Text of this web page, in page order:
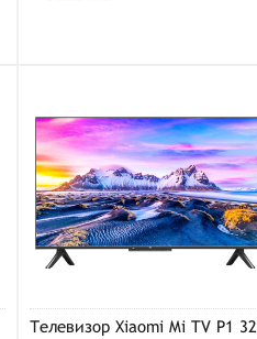
Телевизор Xiaomi Mi TV P1 32